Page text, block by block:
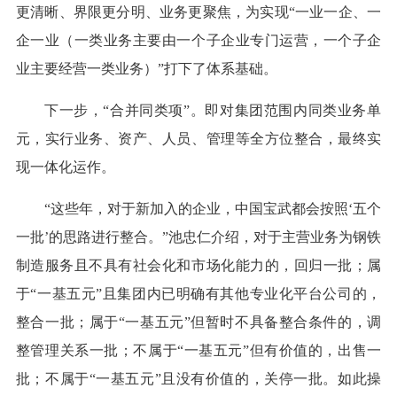
更清晰、界限更分明、业务更聚焦，为实现“一业一企、一
企一业（一类业务主要由一个子企业专门运营，一个子企
业主要经营一类业务）”打下了体系基础。
下一步，“合并同类项”。即对集团范围内同类业务单
元，实行业务、资产、人员、管理等全方位整合，最终实
现一体化运作。
“这些年，对于新加入的企业，中国宝武都会按照‘五个
一批’的思路进行整合。”池忠仁介绍，对于主营业务为钢铁
制造服务且不具有社会化和市场化能力的，回归一批；属
于“一基五元”且集团内已明确有其他专业化平台公司的，
整合一批；属于“一基五元”但暂时不具备整合条件的，调
整管理关系一批；不属于“一基五元”但有价值的，出售一
批；不属于“一基五元”且没有价值的，关停一批。如此操